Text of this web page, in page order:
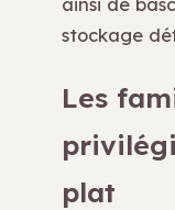
stockage
Les
plat